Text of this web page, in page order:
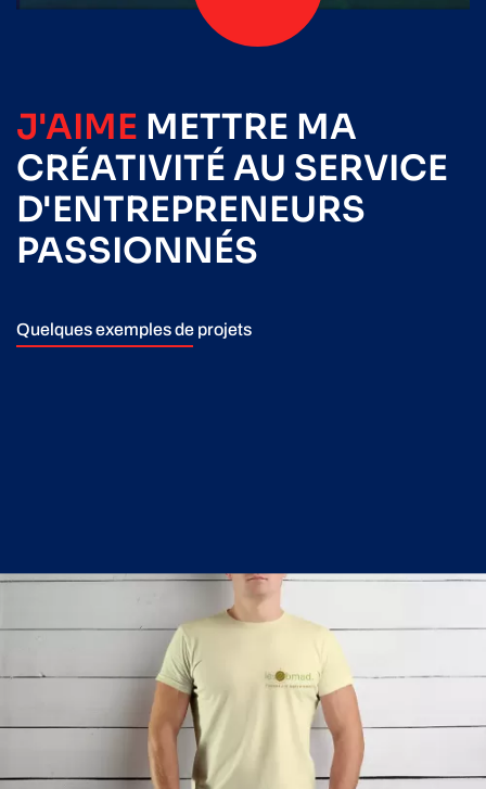
J'AIME METTRE MA
CRÉATIVITÉ AU SERVICE
D'ENTREPRENEURS
PASSIONNÉS
Quelques exemples de projets